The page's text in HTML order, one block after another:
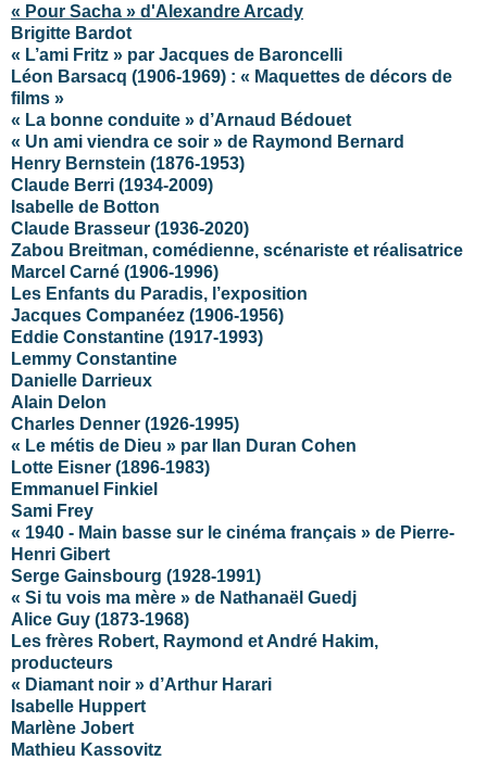
« Pour Sacha » d'Alexandre Arcady
Brigitte Bardot
« L’ami Fritz » par Jacques de Baroncelli
Léon Barsacq (1906-1969) : « Maquettes de décors de
films »
« La bonne conduite » d’Arnaud Bédouet
« Un ami viendra ce soir » de Raymond Bernard
Henry Bernstein (1876-1953)
Claude Berri (1934-2009)
Isabelle de Botton
Claude Brasseur (1936-2020)
Zabou Breitman, comédienne, scénariste et réalisatrice
Marcel Carné (1906-1996)
Les Enfants du Paradis, l’exposition
Jacques Companéez (1906-1956)
Eddie Constantine (1917-1993)
Lemmy Constantine
Danielle Darrieux
Alain Delon
Charles Denner (1926-1995)
« Le métis de Dieu » par Ilan Duran Cohen
Lotte Eisner (1896-1983)
Emmanuel Finkiel
Sami Frey
« 1940 - Main basse sur le cinéma français » de Pierre-
Henri Gibert
Serge Gainsbourg (1928-1991)
« Si tu vois ma mère » de Nathanaël Guedj
Alice Guy (1873-1968)
Les frères Robert, Raymond et André Hakim,
producteurs
« Diamant noir » d’Arthur Harari
Isabelle Huppert
Marlène Jobert
Mathieu Kassovitz